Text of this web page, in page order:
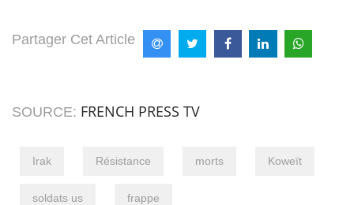
Partager Cet Article
SOURCE: FRENCH PRESS TV
Irak Résistance morts Koweït
soldats us frappe